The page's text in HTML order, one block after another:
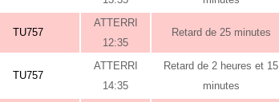
TU757
ATTERRI
12:35
Retard de 25 minutes
TU757
ATTERRI
14:35
Retard de 2 heures et 15
minutes